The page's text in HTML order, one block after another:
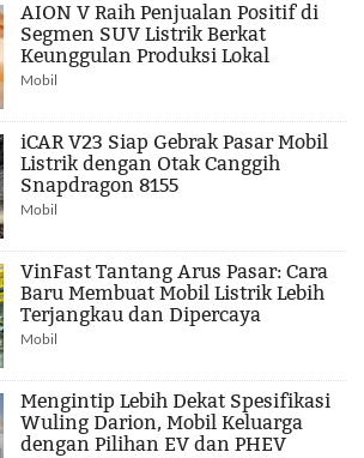
AION V Raih Penjualan Positif di
Segmen SUV Listrik Berkat
Keunggulan Produksi Lokal
Mobil
iCAR V23 Siap Gebrak Pasar Mobil
Listrik dengan Otak Canggih
Snapdragon 8155
Mobil
VinFast Tantang Arus Pasar: Cara
Baru Membuat Mobil Listrik Lebih
Terjangkau dan Dipercaya
Mobil
Mengintip Lebih Dekat Spesifikasi
Wuling Darion, Mobil Keluarga
dengan Pilihan EV dan PHEV